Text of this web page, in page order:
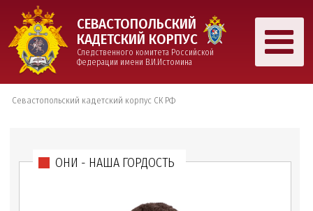
СЕВАСТОПОЛЬСКИЙ
КАДЕТСКИЙ КОРПУС
Следственного комитета Российской
Федерации имени В.И.Истомина
Севастопольский кадетский корпус СК РФ
ОНИ - НАША ГОРДОСТЬ